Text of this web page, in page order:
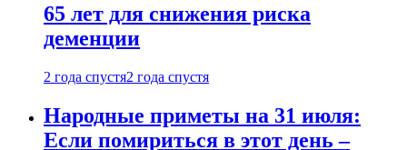
65 лет для снижения риска
деменции
2 года спустя2 года спустя
Народные приметы на 31 июля:
Если помириться в этот день –